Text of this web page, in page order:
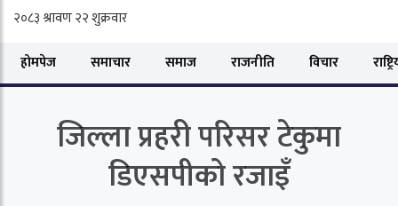
होमपेज समाचार समाज राजनीति विचार
जिल्ला प्रहरी परिसर टेकुमा
डिएसपीको रजाइँ